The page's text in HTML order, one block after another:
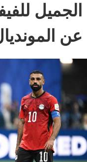
الجميل
عن